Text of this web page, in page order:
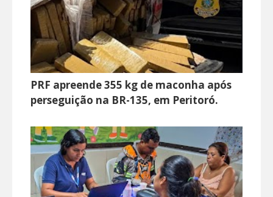
PRF apreende 355 kg de maconha após
perseguição na BR-135, em Peritoró.